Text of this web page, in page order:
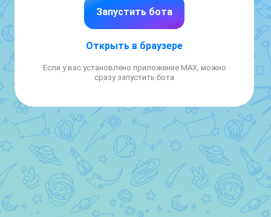
Запустить бота
Открыть в браузере
Если у вас установлено приложение MAX, можно
сразу запустить бота